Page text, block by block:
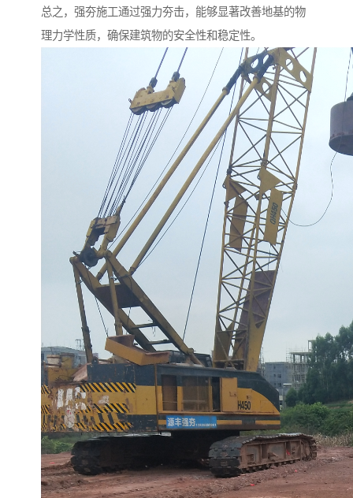
总之，强夯施工通过强力夯击，能够显著改善地基的物
理力学性质，确保建筑物的安全性和稳定性。